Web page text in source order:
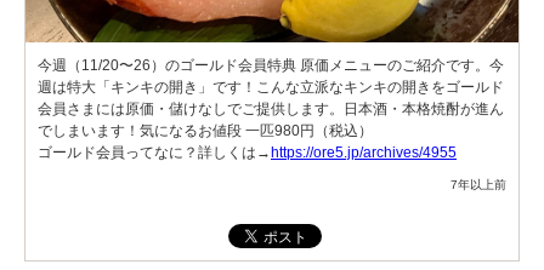
今週（11/20〜26）のゴールド会員特典 原価メニューのご紹介です。今
週は特大「キンキの開き」です！こんな立派なキンキの開きをゴールド
会員さまには原価・儲けなしでご提供します。日本酒・本格焼酎が進ん
でしまいます！気になるお値段 一匹980円（税込）
ゴールド会員ってなに？詳しくは→https://ore5.jp/archives/4955
7年以上前